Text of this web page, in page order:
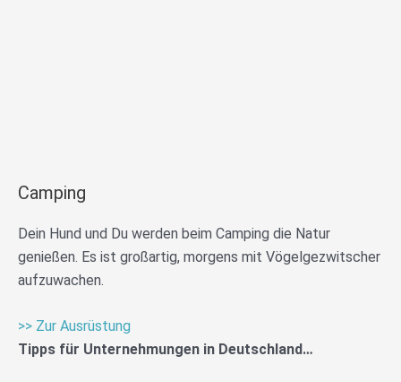
Camping
Dein Hund und Du werden beim Camping die Natur
genießen. Es ist großartig, morgens mit Vögelgezwitscher
aufzuwachen.
>> Zur Ausrüstung
Tipps für Unternehmungen in Deutschland…